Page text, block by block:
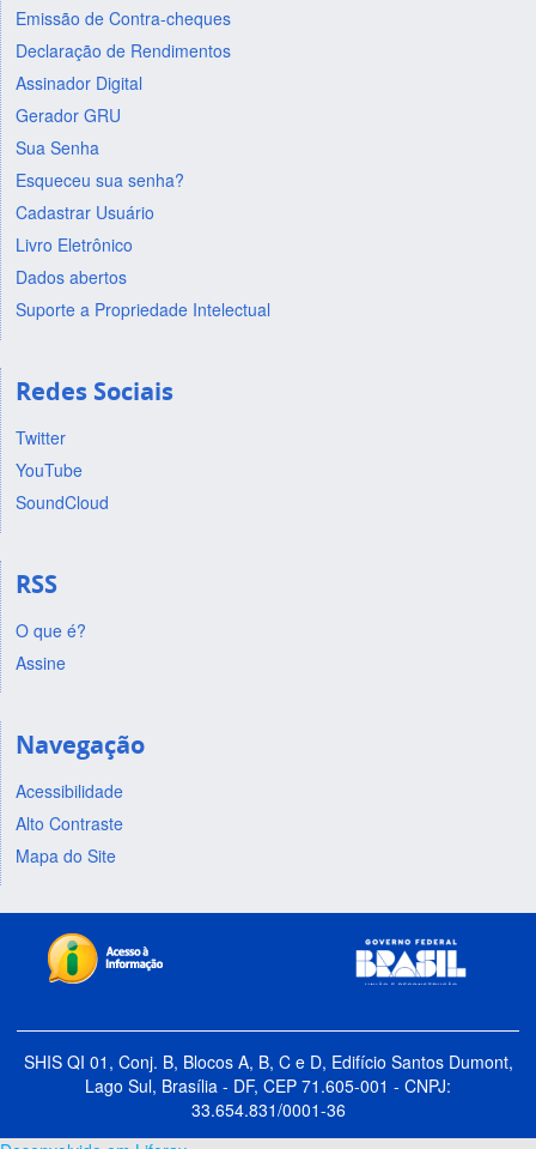
Emissão de Contra-cheques
Declaração de Rendimentos
Assinador Digital
Gerador GRU
Sua Senha
Esqueceu sua senha?
Cadastrar Usuário
Livro Eletrônico
Dados abertos
Suporte a Propriedade Intelectual
Redes Sociais
Twitter
YouTube
SoundCloud
RSS
O que é?
Assine
Navegação
Acessibilidade
Alto Contraste
Mapa do Site
SHIS QI 01, Conj. B, Blocos A, B, C e D, Edifício Santos Dumont,
Lago Sul, Brasília - DF, CEP 71.605-001 - CNPJ:
33.654.831/0001-36